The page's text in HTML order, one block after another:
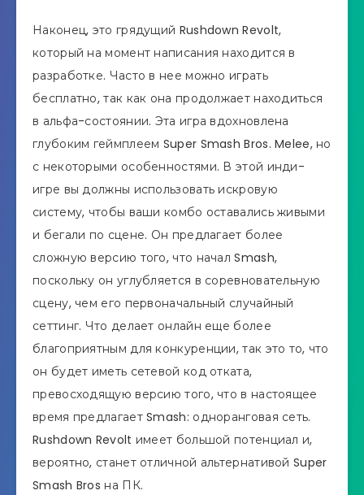
Наконец, это грядущий Rushdown Revolt,
который на момент написания находится в
разработке. Часто в нее можно играть
бесплатно, так как она продолжает находиться
в альфа-состоянии. Эта игра вдохновлена ​​
глубоким геймплеем Super Smash Bros. Melee, но
с некоторыми особенностями. В этой инди-
игре вы должны использовать искровую
систему, чтобы ваши комбо оставались живыми
и бегали по сцене. Он предлагает более
сложную версию того, что начал Smash,
поскольку он углубляется в соревновательную
сцену, чем его первоначальный случайный
сеттинг. Что делает онлайн еще более
благоприятным для конкуренции, так это то, что
он будет иметь сетевой код отката,
превосходящую версию того, что в настоящее
время предлагает Smash: одноранговая сеть.
Rushdown Revolt имеет большой потенциал и,
вероятно, станет отличной альтернативой Super
Smash Bros на ПК.